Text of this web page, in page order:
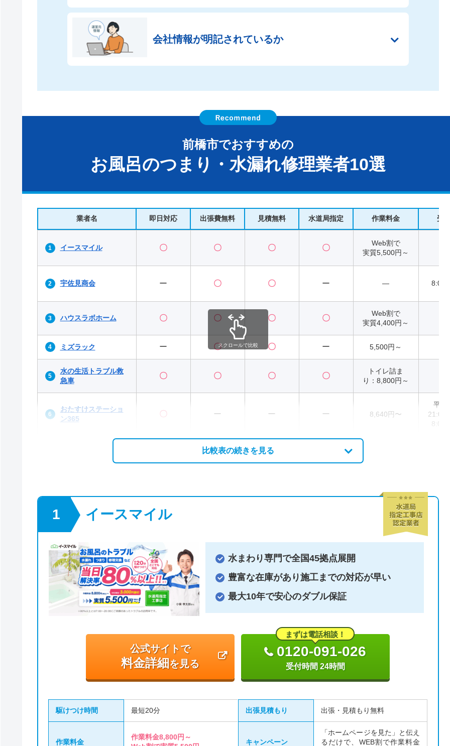
会社情報が明記されているか
前橋市でおすすめの
お風呂のつまり・水漏れ修理業者10選
業者名 即日対応 出張費無料 見積無料 水道局指定 作業料金 受
イースマイル 〇 〇 〇 〇
Web割で
実質5,500円～
宇佐見商会 ー 〇 〇 ー ― 8:00
ハウスラボホーム 〇 〇 〇 〇
Web割で
実質4,400円～
ミズラック ー 〇 〇 ー 5,500円～
水の生活トラブル救
急車
〇 〇 〇 〇
トイレ詰ま
り：8,800円～
おたすけステーショ
ン365
〇 ー ー ー 8,640円〜
平日
21:00
8:00
スクロールで比較
比較表の続きを見る
イースマイル
水まわり専門で全国45拠点展開
豊富な在庫があり施工までの対応が早い
最大10年で安心のダブル保証
公式サイトで
料金詳細を見る
まずは電話相談！
0120-091-026
受付時間 24時間
駆けつけ時間 最短20分 出張見積もり 出張・見積もり無料
作業料金
作業料金8,800円～
キャンペーン
「ホームページを見た」と伝え
るだけで、WEB割で作業料金